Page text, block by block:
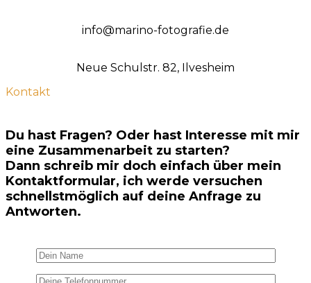
info@marino-fotografie.de
Neue Schulstr. 82, Ilvesheim
Kontakt
Du hast Fragen? Oder hast Interesse mit mir
eine Zusammenarbeit zu starten?
Dann schreib mir doch einfach über mein
Kontaktformular, ich werde versuchen
schnellstmöglich auf deine Anfrage zu
Antworten.